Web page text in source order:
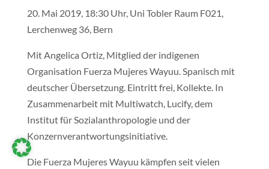
20. Mai 2019, 18:30 Uhr, Uni Tobler Raum F021,
Lerchenweg 36, Bern
Mit Angelica Ortiz, Mitglied der indigenen
Organisation Fuerza Mujeres Wayuu. Spanisch mit
deutscher Übersetzung. Eintritt frei, Kollekte. In
Zusammenarbeit mit Multiwatch, Lucify, dem
Institut für Sozialanthropologie und der
Konzernverantwortungsinitiative.
Die Fuerza Mujeres Wayuu kämpfen seit vielen